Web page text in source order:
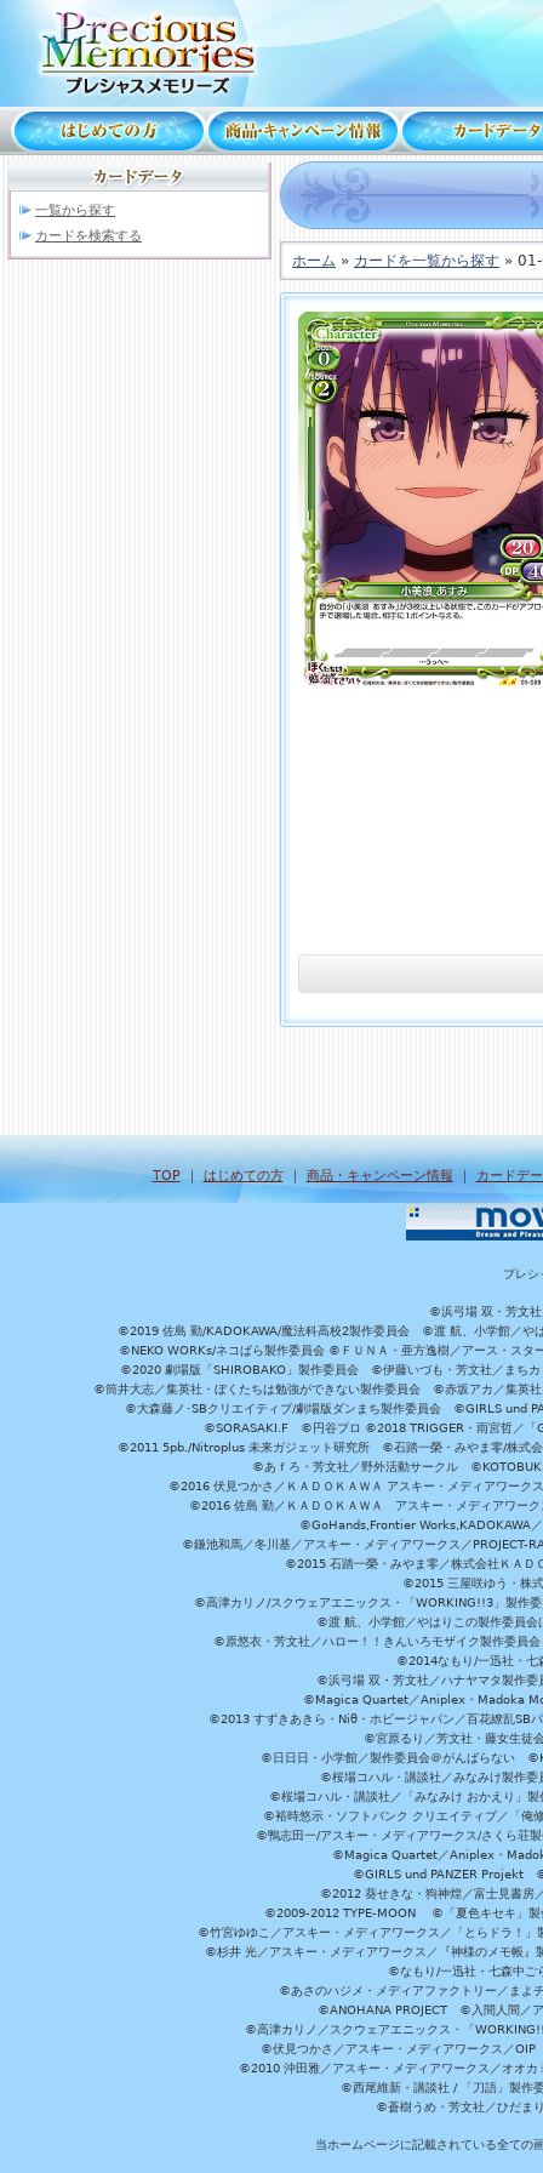
一覧から探す
カードを検索する
ホーム » カードを一覧から探す »
TOP｜ はじめての方｜ 商品・キャンペーン情報 ｜ カードデ
プレシ
©浜弓場 双・芳文社
©2019 佐島 勤/KADOKAWA/魔法科高校2製作委員会 ©渡 航、小学館／や
©NEKO WORKs/ネコぱら製作委員会 ©ＦＵＮＡ・亜方逸樹／アース・ス
©2020 劇場版「SHIROBAKO」製作委員会 ©伊藤いづも・芳文社／まち
©筒井大志／集英社・ぼくたちは勉強ができない製作委員会 ©赤坂アカ／集英
©大森藤ノ･SBクリエイティブ/劇場版ダンまち製作委員会 ©GIRLS und
©SORASAKI.F ©円谷プロ ©2018 TRIGGER・雨宮哲／
©2011 5pb./Nitroplus 未来ガジェット研究所 ©石踏一榮・みやま零/株式
©あｆろ・芳文社／野外活動サークル
©2016 伏見つかさ／ＫＡＤＯＫＡＷＡ アスキー・メディアワー
©2016 佐島 勤／ＫＡＤＯＫＡＷＡ アスキー・メディアワ
©GoHands,Frontier Works,KADOKAWA
©鎌池和馬／冬川基／アスキー・メディアワークス／
©2015 石踏一榮・みやま零／株式会社ＫＡＤ
©2015 三屋咲ゆう・株
©高津カリノ/スクウェアエニックス・「WORKING!!3」製作
©渡 航、小学館／やはりこの製作委員
©原悠衣・芳文社／ハロー！！きんいろモザイク製作委員
©2014なもり/一迅社・
©浜弓場 双・芳文社／ハナヤマタ製作
©Magica Quartet／Aniplex・Madoka
©2013 すずきあきら・Niθ・ホビージャパン／百花繚乱
©宮原るり／芳文社・藤女生徒
©日日日・小学館／製作委員会＠がんばらない
©桜場コハル・講談社／みなみけ製作
©桜場コハル・講談社／「みなみけ おかえり」
©裕時悠示・ソフトバンク クリエイティブ／「
©鴨志田一/アスキー・メディアワークス/さく
©Magica Quartet／Aniplex・
©GIRLS und PANZER Projekt ©
©2012 葵せきな・狗神煌／富士見書
©2009-2012 TYPE-MOON ©「夏色キセキ」製
©竹宮ゆゆこ／アスキー・メディアワークス／「とらドラ！
©杉井 光／アスキー・メディアワークス／『神様のメモ帳
©なもり/一迅社・七森中
©あさのハジメ・メディアファクトリー／ま
©ANOHANA PROJECT ©入間人間／ア
©高津カリノ／スクウェアエニックス・「
©伏見つかさ／アスキー・メディアワークス／
©2010 沖田雅／アスキー・メディアワークス／オオ
©西尾維新・講談社 / 「刀語」製作
©蒼樹うめ・芳文社／ひだま
当ホームページに記載されている全ての